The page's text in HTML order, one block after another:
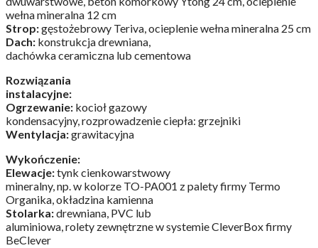
wełna mineralna 12 cm
Strop:gęstożebrowy Teriva, ocieplenie wełna mineralna 25 cm
Dach: konstrukcja drewniana,
dachówka ceramiczna lub cementowa
Rozwiązania
instalacyjne:
Ogrzewanie: kocioł gazowy
kondensacyjny, rozprowadzenie ciepła: grzejniki
Wentylacja:grawitacyjna
Wykończenie:
Elewacje:tynk cienkowarstwowy
mineralny, np. w kolorze TO-PA001 z palety firmy Termo
Organika, okładzina kamienna
Stolarka:drewniana, PVC lub
aluminiowa, rolety zewnętrzne w systemie CleverBox firmy
BeClever